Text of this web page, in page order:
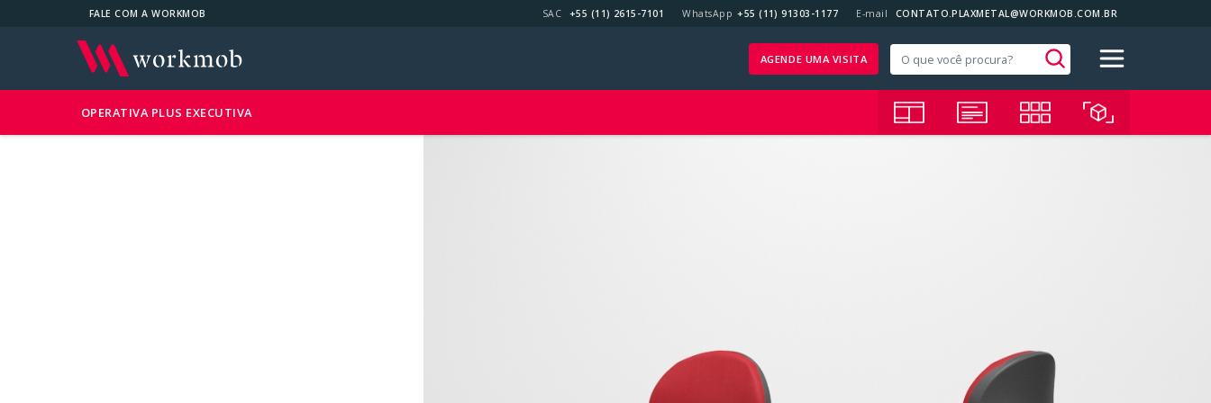
FALE COM A WORKMOB SAC +55 (11) 2615-7101 WhatsApp +55 (11) 91303-1177 E-mail CONTATO.PLAXMETAL@WORKMOB.COM.BR
AGENDE UMA VISITA
OPERATIVA PLUS EXECUTIVA